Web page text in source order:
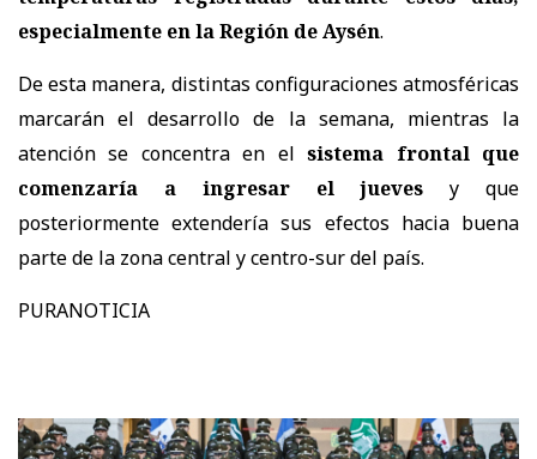
especialmente en la Región de Aysén.
De esta manera, distintas configuraciones atmosféricas
marcarán el desarrollo de la semana, mientras la
atención se concentra en elsistema frontal que
comenzaría a ingresar el jueves y que
posteriormente extendería sus efectos hacia buena
parte de la zona central y centro-sur del país.
PURANOTICIA